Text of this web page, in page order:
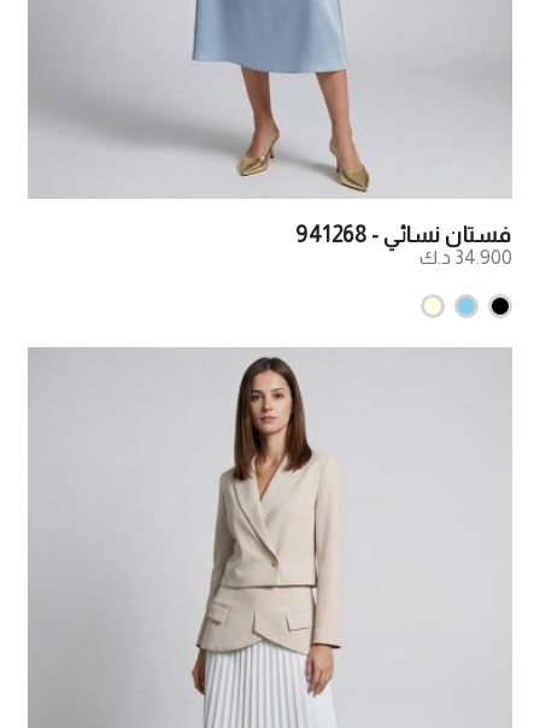
فستان نسائي - 941268
34.900 د.ك